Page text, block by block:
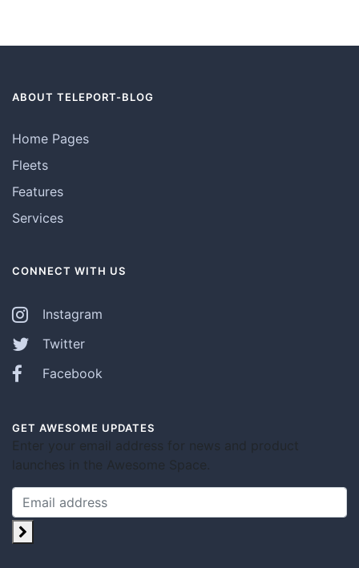
ABOUT TELEPORT-BLOG
Home Pages
Fleets
Features
Services
CONNECT WITH US
Instagram
Twitter
Facebook
GET AWESOME UPDATES
Enter your email address for news and product
launches in the Awesome Space.